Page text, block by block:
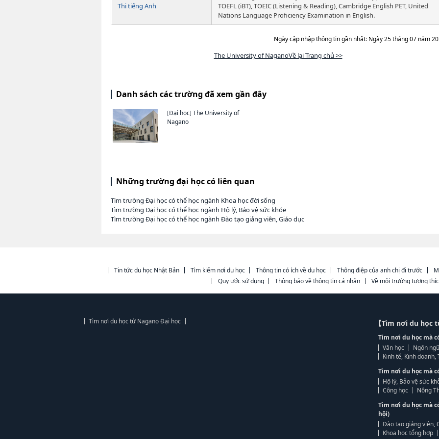
Thi tiếng Anh
TOEFL (iBT), TOEIC (Listening & Reading), Cambridge English PET, United
Nations Language Proficiency Examination in English.
Ngày cập nhập thông tin gần nhất: Ngày 25 tháng 07 năm
The University of NaganoVề lại Trang chủ >>
Danh sách các trường đã xem gần đây
[Đại học] The University of
Nagano
Những trường đại học có liên quan
Tìm trường Đại học có thể học ngành Khoa học đời sống
Tìm trường Đại học có thể học ngành Hộ lý, Bảo vệ sức khỏe
Tìm trường Đại học có thể học ngành Đào tạo giảng viên, Giáo dục
Tin tức du học Nhật Bản Tìm kiếm nơi du học Thông tin có ích về du học Thông điệp của anh chị đi trước
Quy ước sử dụng
Thông báo về thông tin cá nhân Về môi trường tương
Tìm nơi du học từ Nagano Đại học 【Tìm nơi du học
Tìm nơi du học mà
Văn học
Ngôn
Kinh tế, Kinh
Tìm nơi du học mà
Hộ lý, Bảo vệ sức
Công học
Nông
Tìm nơi du học mà
hội)
Đào tạo giảng viên,
Khoa học tổng hợp